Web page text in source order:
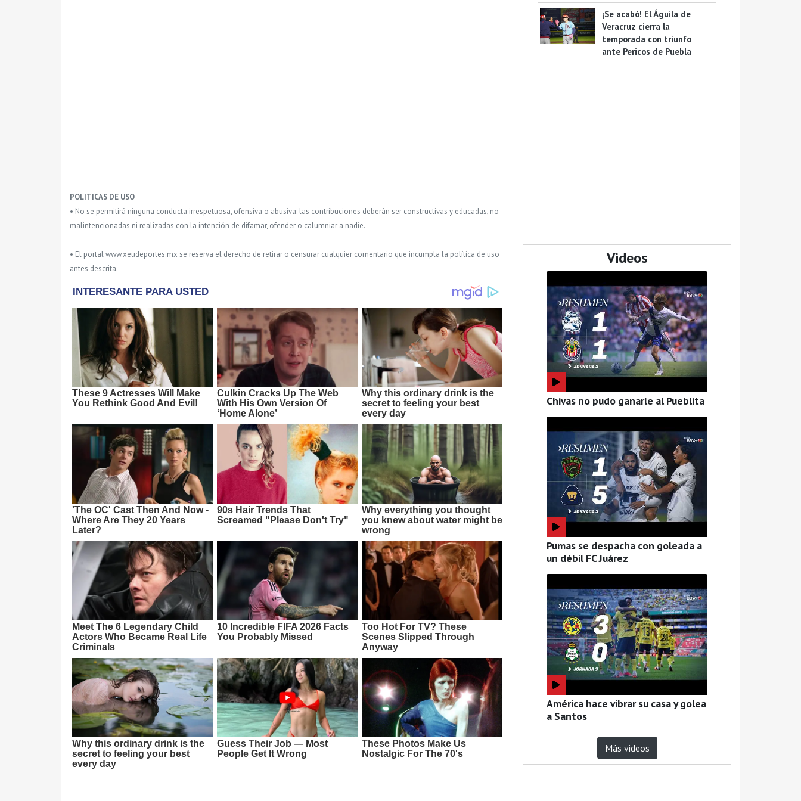
POLITICAS DE USO
• No se permitirá ninguna conducta irrespetuosa, ofensiva o abusiva: las contribuciones deberán ser constructivas y educadas, no
malintencionadas ni realizadas con la intención de difamar, ofender o calumniar a nadie.
• El portal www.xeudeportes.mx se reserva el derecho de retirar o censurar cualquier comentario que incumpla la política de uso
antes descrita.
¡Se acabó! El Águila de
Veracruz cierra la
temporada con triunfo
ante Pericos de Puebla
Videos
Chivas no pudo ganarle al Pueblita
Pumas se despacha con goleada a
un débil FC Juárez
América hace vibrar su casa y golea
a Santos
Más videos